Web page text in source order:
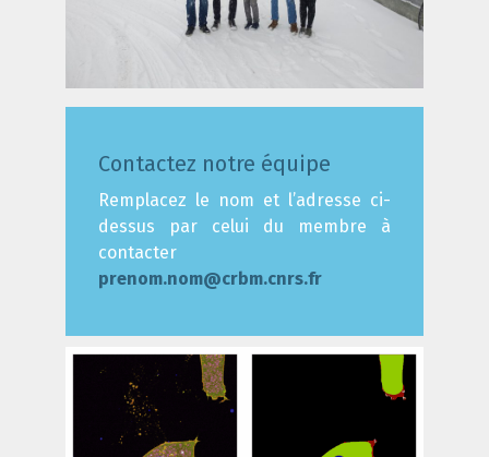
Contactez notre équipe
Remplacez le nom et l’adresse ci-
dessus par celui du membre à
contacter
prenom.nom@crbm.cnrs.fr